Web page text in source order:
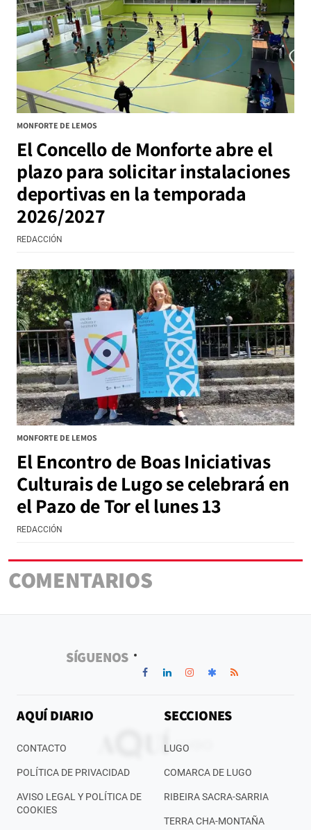
MONFORTE DE LEMOS
El Concello de Monforte abre el
plazo para solicitar instalaciones
deportivas en la temporada
2026/2027
REDACCIÓN
MONFORTE DE LEMOS
El Encontro de Boas Iniciativas
Culturais de Lugo se celebrará en
el Pazo de Tor el lunes 13
REDACCIÓN
COMENTARIOS
SÍGUENOS
AQUÍ DIARIO
CONTACTO
POLÍTICA DE PRIVACIDAD
AVISO LEGAL Y POLÍTICA DE
COOKIES
SECCIONES
LUGO
COMARCA DE LUGO
RIBEIRA SACRA-SARRIA
TERRA CHA-MONTAÑA